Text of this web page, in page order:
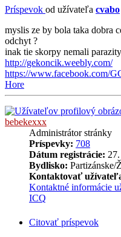
Príspevok od užívateľa cvabo
myslis ze by bola taka dobra
odchyt ?
inak tie skorpy nemali
http://gekoncik.weebly.com/
https://www.facebook.com/
Hore
bebekexxx
Administrátor stránky
Príspevky: 708
Dátum registrácie:
Bydlisko: Partizánske/
Kontaktovať
Kontaktné informácie
ICQ
Citovať príspevok